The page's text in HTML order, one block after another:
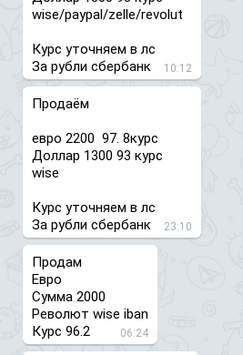
wise/paypal/zelle/revolut
Курс уточняем в лс
За рубли сбербанк
10:12
Продаём
евро 2200 97. 8курс
Доллар 1300 93 курс
wise
Курс уточняем в лс
За рубли сбербанк
23:10
Продам
Евро
Сумма 2000
Револют wise iban
Курс 96.2
06:24